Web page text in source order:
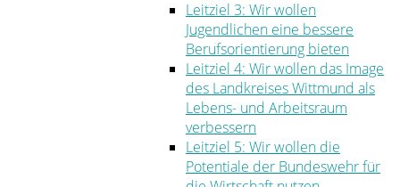
Leitziel 3: Wir wollen
Jugendlichen eine bessere
Berufsorientierung bieten
Leitziel 4: Wir wollen das Image
des Landkreises Wittmund als
Lebens- und Arbeitsraum
verbessern
Leitziel 5: Wir wollen die
Potentiale der Bundeswehr für